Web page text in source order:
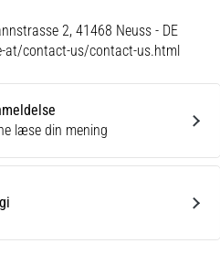
2, 41468 Neuss - DE
at/contact-us/contact-us.html
læse din mening